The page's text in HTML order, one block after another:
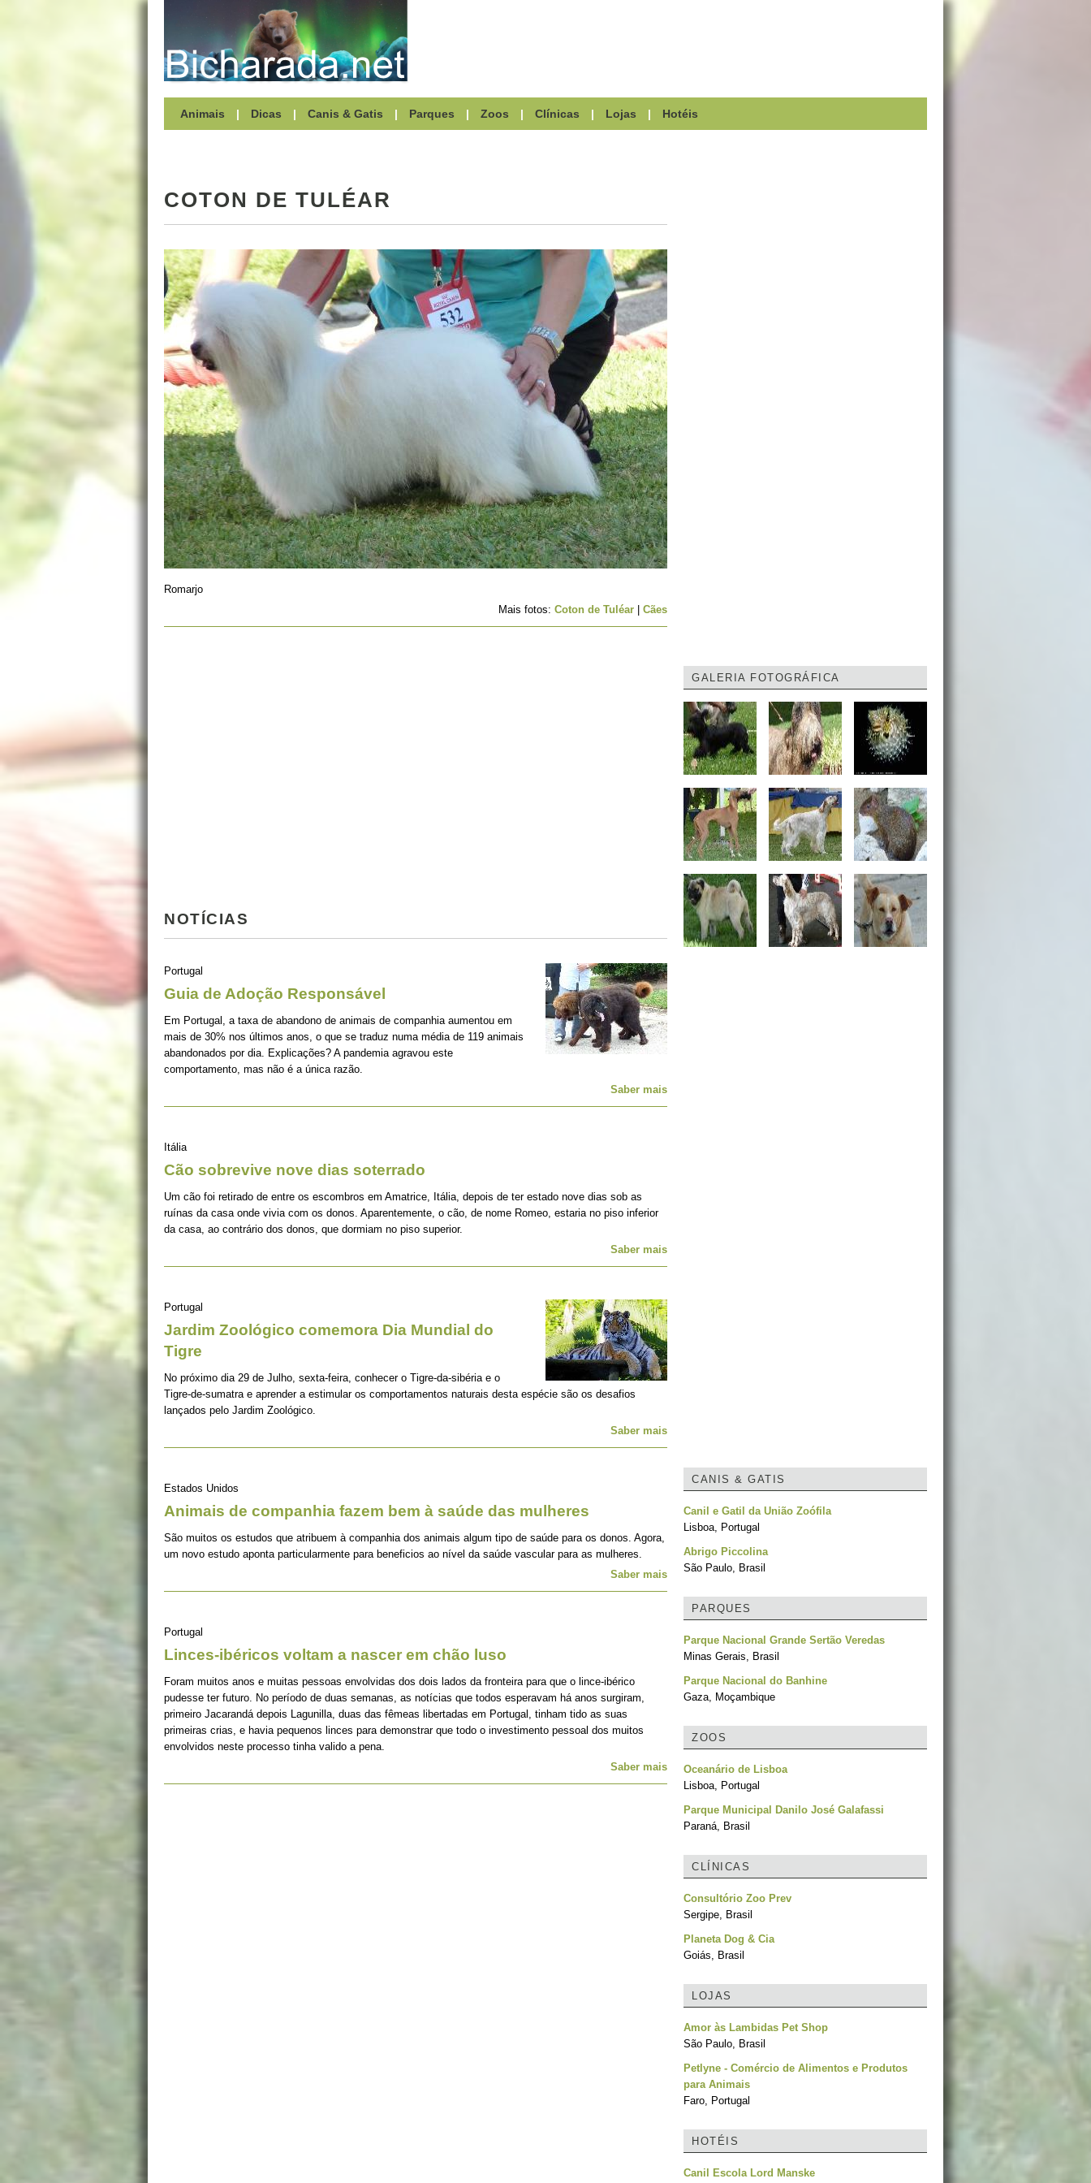
Animais | Dicas | Canis & Gatis | Parques | Zoos | Clínicas | Lojas | Hotéis
COTON DE TULÉAR
Romarjo
Mais fotos: Coton de Tuléar Cães
NOTÍCIAS
Portugal
Guia de Adoção Responsável
Em Portugal, a taxa de abandono de animais de companhia aumentou em
mais de 30% nos últimos anos, o que se traduz numa média de 119 animais
abandonados por dia. Explicações? A pandemia agravou este
comportamento, mas não é a única razão.
Saber mais
Itália
Cão sobrevive nove dias soterrado
Um cão foi retirado de entre os escombros em Amatrice, Itália, depois de ter estado nove dias sob as
ruínas da casa onde vivia com os donos. Aparentemente, o cão, de nome Romeo, estaria no piso inferior
da casa, ao contrário dos donos, que dormiam no piso superior.
Saber mais
Portugal
Jardim Zoológico comemora Dia Mundial do
Tigre
No próximo dia 29 de Julho, sexta-feira, conhecer o Tigre-da-sibéria e o
Tigre-de-sumatra e aprender a estimular os comportamentos naturais desta espécie são os desafios
lançados pelo Jardim Zoológico.
Saber mais
Estados Unidos
Animais de companhia fazem bem à saúde das mulheres
São muitos os estudos que atribuem à companhia dos animais algum tipo de saúde para os donos. Agora,
um novo estudo aponta particularmente para beneficios ao nível da saúde vascular para as mulheres.
Saber mais
Portugal
Linces-ibéricos voltam a nascer em chão luso
Foram muitos anos e muitas pessoas envolvidas dos dois lados da fronteira para que o lince-ibérico
pudesse ter futuro. No período de duas semanas, as notícias que todos esperavam há anos surgiram,
primeiro Jacarandá depois Lagunilla, duas das fêmeas libertadas em Portugal, tinham tido as suas
primeiras crias, e havia pequenos linces para demonstrar que todo o investimento pessoal dos muitos
envolvidos neste processo tinha valido a pena.
Saber mais
GALERIA FOTOGRÁFICA
CANIS & GATIS
Canil e Gatil da União Zoófila
Lisboa, Portugal
Abrigo Piccolina
São Paulo, Brasil
PARQUES
Parque Nacional Grande Sertão Veredas
Minas Gerais, Brasil
Parque Nacional do Banhine
Gaza, Moçambique
ZOOS
Oceanário de Lisboa
Lisboa, Portugal
Parque Municipal Danilo José Galafassi
Paraná, Brasil
CLÍNICAS
Consultório Zoo Prev
Sergipe, Brasil
Planeta Dog & Cia
Goiás, Brasil
LOJAS
Amor às Lambidas Pet Shop
São Paulo, Brasil
Petlyne - Comércio de Alimentos e Produtos
para Animais
Faro, Portugal
HOTÉIS
Canil Escola Lord Manske